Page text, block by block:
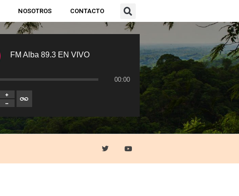
NOSOTROS CONTACTO
FM Alba 89.3 EN VIVO
00:00